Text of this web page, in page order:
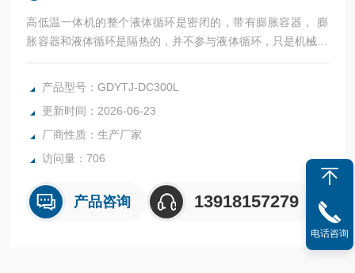
高低温一体机的整个液体循环是密闭的，带有膨胀容器， 膨
胀容器和液体循环是隔热的，并不参与液体循环，只是机械的
连接，不管液体循环的温度是高温还是低温，膨胀容器中的介
质都低于60度。可做到低温时没有水汽的吸收，高温时没有油
产品型号：GDYTJ-DC300L
更新时间：2026-06-23
厂商性质：生产厂家
访问量：706
产品咨询 13918157279
电话咨询